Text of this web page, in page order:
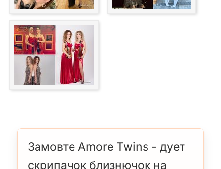
Замовте Amore Twins - дует
скрипачок близнючок на